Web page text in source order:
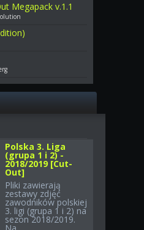
Megapack v.1.1
Polska 3. Liga
(grupa 1 i 2) -
2018/2019 [Cut-
Out]
Pliki zawierają
zestawy zdjęć
zawodników polskiej
3. ligi (grupa 1 i 2) na
sezon 2018/2019.